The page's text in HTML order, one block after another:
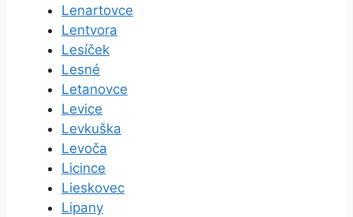
Lenartovce
Lentvora
Lesíček
Lesné
Letanovce
Levice
Levkuška
Levoča
Licince
Lieskovec
Lipany